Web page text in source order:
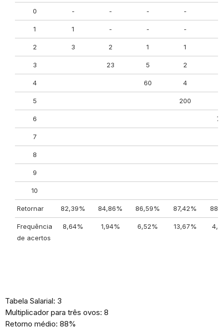
0 - - - -
1 1 - - -
2 3 2 1 1
3 23 5 2
4 60 4
5 200
6
7
8
9
10
Retornar 82,39% 84,86% 86,59% 87,42%
Frequência
de acertos
8,64% 1,94% 6,52% 13,67%
Tabela Salarial: 3
Multiplicador para três ovos: 8
Retorno médio: 88%